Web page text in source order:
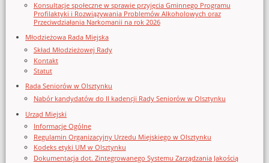
Konsultacje społeczne w sprawie przyjęcia Gminnego Programu
Profilaktyki i Rozwiązywania Problemów Alkoholowych oraz
Przeciwdziałania Narkomanii na rok 2026
Młodzieżowa Rada Miejska
Skład Młodzieżowej Rady
Kontakt
Statut
Rada Seniorów w Olsztynku
Nabór kandydatów do II kadencji Rady Seniorów w Olsztynku
Urząd Miejski
Informacje Ogólne
Regulamin Organizacyjny Urzedu Miejskiego w Olsztynku
Kodeks etyki UM w Olsztynku
Dokumentacja dot. Zintegrowanego Systemu Zarządzania Jakością